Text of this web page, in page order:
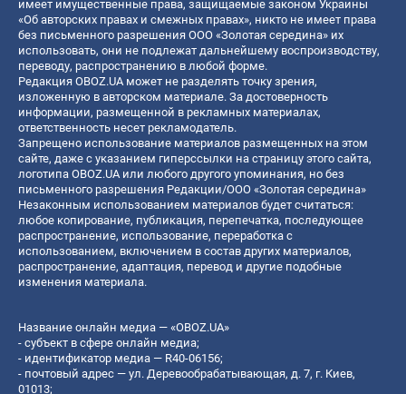
имеет имущественные права, защищаемые законом Украины
«Об авторских правах и смежных правах», никто не имеет права
без письменного разрешения ООО «Золотая середина» их
использовать, они не подлежат дальнейшему воспроизводству,
переводу, распространению в любой форме.
Редакция OBOZ.UA может не разделять точку зрения,
изложенную в авторском материале. За достоверность
информации, размещенной в рекламных материалах,
ответственность несет рекламодатель.
Запрещено использование материалов размещенных на этом
сайте, даже с указанием гиперссылки на страницу этого сайта,
логотипа OBOZ.UA или любого другого упоминания, но без
письменного разрешения Редакции/ООО «Золотая середина»
Незаконным использованием материалов будет считаться:
любое копирование, публикация, перепечатка, последующее
распространение, использование, переработка с
использованием, включением в состав других материалов,
распространение, адаптация, перевод и другие подобные
изменения материала.
Название онлайн медиа — «OBOZ.UA»
- субъект в сфере онлайн медиа;
- идентификатор медиа — R40-06156;
- почтовый адрес — ул. Деревообрабатывающая, д. 7, г. Киев,
01013;